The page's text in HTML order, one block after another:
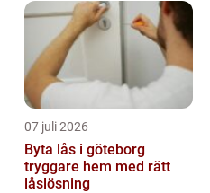
07 juli 2026
Byta lås i göteborg
tryggare hem med rätt
låslösning